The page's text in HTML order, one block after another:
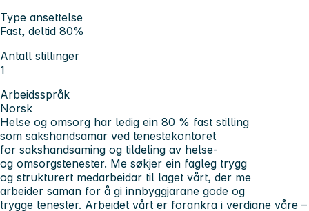
Type ansettelse
Fast, deltid 80%
Antall stillinger
1
Arbeidsspråk
Norsk
Helse og omsorg har ledig ein 80 % fast stilling
som sakshandsamar ved tenestekontoret
for sakshandsaming og tildeling av helse-
og omsorgstenester. Me søkjer ein fagleg trygg
og strukturert medarbeidar til laget vårt, der me
arbeider saman for å gi innbyggjarane gode og
trygge tenester. Arbeidet vårt er forankra i verdiane våre –